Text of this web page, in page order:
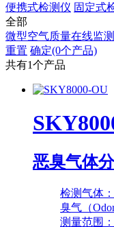
便携式检测仪 固定式
全部
微型空气质量在线监
重置 确定(0个产品)
共有1个产品
恶臭气体
检测气体：
臭气（Odor
测量范围：